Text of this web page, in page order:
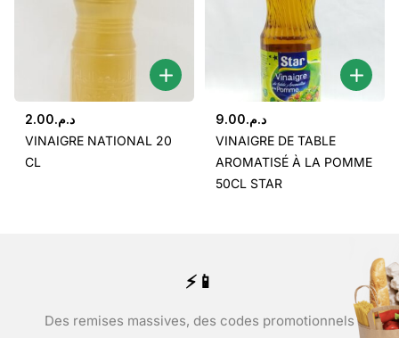
د.م.2.00
VINAIGRE NATIONAL 20
CL
د.م.9.00
VINAIGRE DE TABLE
AROMATISÉ À LA POMME
50CL STAR
⚡📱
Des remises massives, des codes promotionnels